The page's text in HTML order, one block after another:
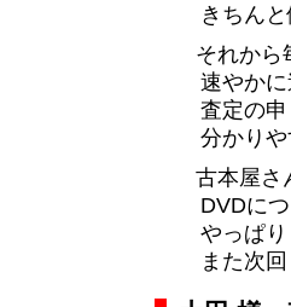
きちんと
それから
速やかに
査定の申
分かりや
古本屋さ
DVDにつ
やっぱり
また次回